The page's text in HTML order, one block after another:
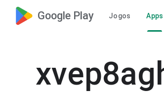
Google Play Jogos Apps